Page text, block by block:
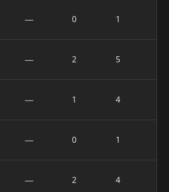
— 0 1
— 2 5
— 1 4
— 0 1
— 2 4